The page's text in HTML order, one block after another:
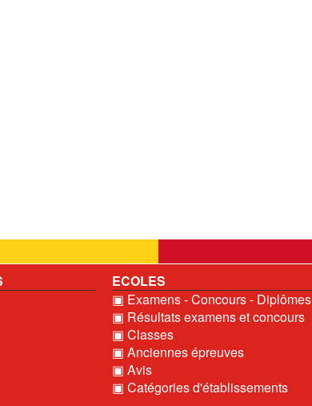
ECOLES
▣ Examens - Concours - Diplômes
▣ Résultats examens et concours
▣ Classes
▣ Anciennes épreuves
▣ Avis
▣ Catégories d'établissements